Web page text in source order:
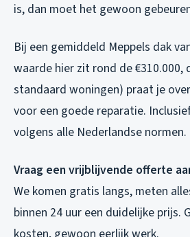
is, dan moet het gewoon
Bij een gemiddeld Meppels dak
waarde hier zit rond de €310.000,
standaard woningen) praat je
voor een goede reparatie.
volgens alle Nederlandse normen.
Vraag een vrijblijvende offerte
We komen gratis langs, meten
binnen 24 uur een duidelijke prijs.